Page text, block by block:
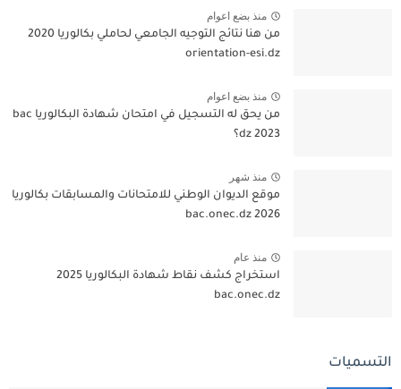
منذ بضع اعوام
من هنا نتائج التوجيه الجامعي لحاملي بكالوريا 2020
orientation-esi.dz
منذ بضع اعوام
من يحق له التسجيل في امتحان شهادة البكالوريا bac
dz 2023؟
منذ شهر
موقع الديوان الوطني للامتحانات والمسابقات بكالوريا
2026 bac.onec.dz
منذ عام
استخراج كشف نقاط شهادة البكالوريا 2025
bac.onec.dz
التسميات